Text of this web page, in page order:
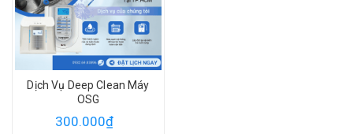
Dịch Vụ Deep Clean Máy
OSG
300.000₫